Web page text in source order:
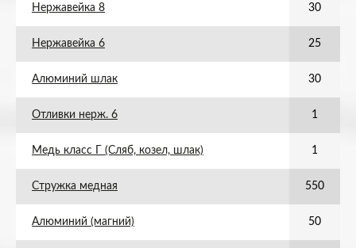
Нержавейка 8 30
Нержавейка 6 25
Алюминий шлак 30
Отливки нерж. 6 1
Медь класс Г (Сляб, козел, шлак) 1
Стружка медная 550
Алюминий (магний) 50